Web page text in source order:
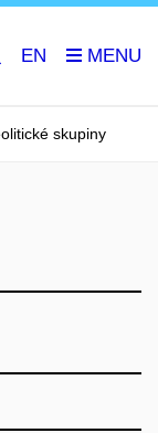
EN
skupiny